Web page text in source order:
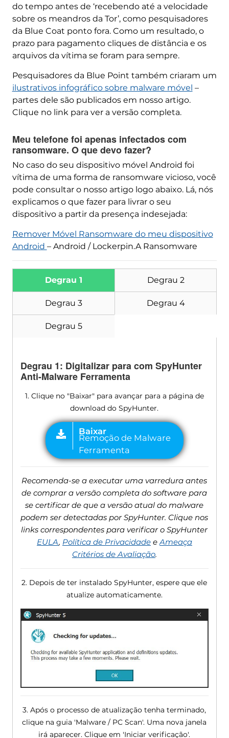
do tempo antes de ‘recebendo até a velocidade
sobre os meandros da Tor’, como pesquisadores
da Blue Coat ponto fora. Como um resultado, o
prazo para pagamento cliques de distância e os
arquivos da vítima se foram para sempre.
Pesquisadores da Blue Point também criaram um
ilustrativos infográfico sobre malware móvel –
partes dele são publicados em nosso artigo.
Clique no link para ver a versão completa.
Meu telefone foi apenas infectados com
ransomware. O que devo fazer?
No caso do seu dispositivo móvel Android foi
vítima de uma forma de ransomware vicioso, você
pode consultar o nosso artigo logo abaixo. Lá, nós
explicamos o que fazer para livrar o seu
dispositivo a partir da presença indesejada:
Remover Móvel Ransomware do meu dispositivo
Android – Android / Lockerpin.A Ransomware
Degrau 1 Degrau 2
Degrau 3 Degrau 4
Degrau 5
Degrau 1: Digitalizar para com SpyHunter
Anti-Malware Ferramenta
1. Clique no "Baixar" para avançar para a página de
download do SpyHunter.
Baixar
Remoção de Malware
Recomenda-se a executar uma varredura antes
de comprar a versão completa do software para
se certificar de que a versão atual do malware
podem ser detectadas por SpyHunter. Clique nos
links correspondentes para verificar o SpyHunter
EULA, Política de PrivacidadeeAmeaça
Critérios de Avaliação.
2. Depois de ter instalado SpyHunter, espere que ele
atualize automaticamente.
3. Após o processo de atualização tenha terminado,
clique na guia 'Malware / PC Scan'. Uma nova janela
irá aparecer. Clique em 'Iniciar verificação'.